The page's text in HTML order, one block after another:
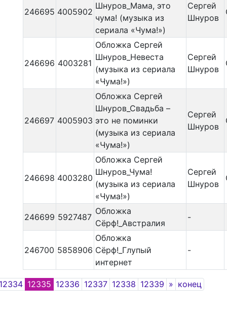
246695 4005902
Шнуров_Мама, это
чума! (музыка из
сериала «Чума!»)
Сергей
Шнуров
246696 4003281
Обложка Сергей
Шнуров_Невеста
(музыка из сериала
«Чума!»)
Сергей
Шнуров
246697 4005903
Обложка Сергей
Шнуров_Свадьба –
это не поминки
(музыка из сериала
«Чума!»)
Сергей
Шнуров
246698 4003280
Обложка Сергей
Шнуров_Чума!
(музыка из сериала
«Чума!»)
Сергей
Шнуров
246699 5927487
Обложка
Сёрф!_Австралия
-
246700 5858906
Обложка
Сёрф!_Глупый
интернет
-
12335 12336 12337 12338 12339 » Next
конец